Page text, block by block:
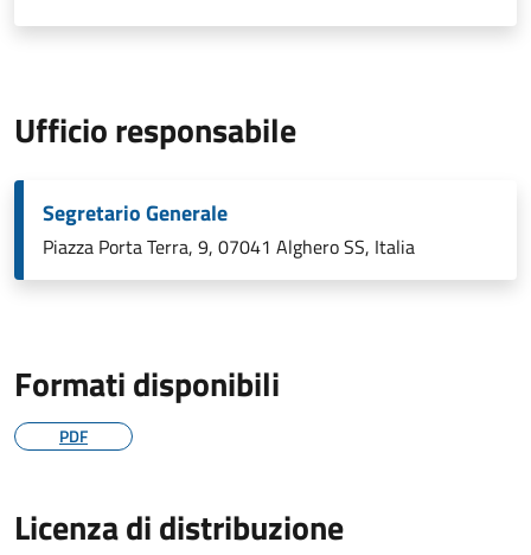
Ufficio responsabile
Segretario Generale
Piazza Porta Terra, 9, 07041 Alghero SS, Italia
Formati disponibili
PDF
Licenza di distribuzione